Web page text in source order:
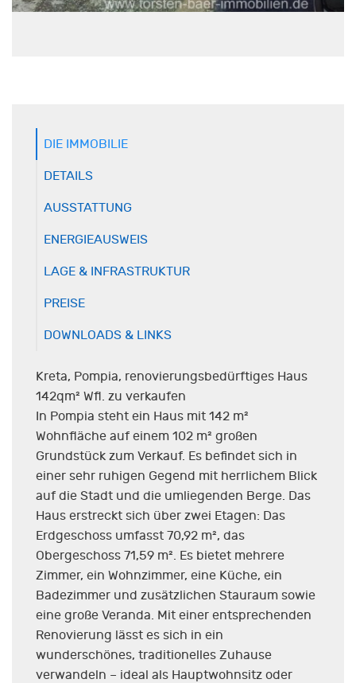
DIE IMMOBILIE
DETAILS
AUSSTATTUNG
ENERGIEAUSWEIS
LAGE & INFRASTRUKTUR
PREISE
DOWNLOADS & LINKS
Kreta, Pompia, renovierungsbedürftiges Haus
142qm² Wfl. zu verkaufen
In Pompia steht ein Haus mit 142 m²
Wohnfläche auf einem 102 m² großen
Grundstück zum Verkauf. Es befindet sich in
einer sehr ruhigen Gegend mit herrlichem Blick
auf die Stadt und die umliegenden Berge. Das
Haus erstreckt sich über zwei Etagen: Das
Erdgeschoss umfasst 70,92 m², das
Obergeschoss 71,59 m². Es bietet mehrere
Zimmer, ein Wohnzimmer, eine Küche, ein
Badezimmer und zusätzlichen Stauraum sowie
eine große Veranda. Mit einer entsprechenden
Renovierung lässt es sich in ein
wunderschönes, traditionelles Zuhause
verwandeln – ideal als Hauptwohnsitz oder